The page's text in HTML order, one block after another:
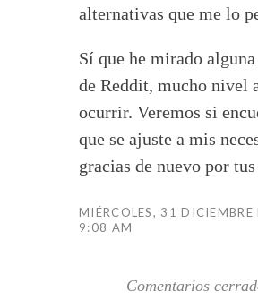
alternativas que me lo
Sí que he mirado
de Reddit, mucho nivel
ocurrir. Veremos si
que se ajuste a mis
gracias de nuevo por
MIÉRCOLES, 31
9:08 AM
Comentarios